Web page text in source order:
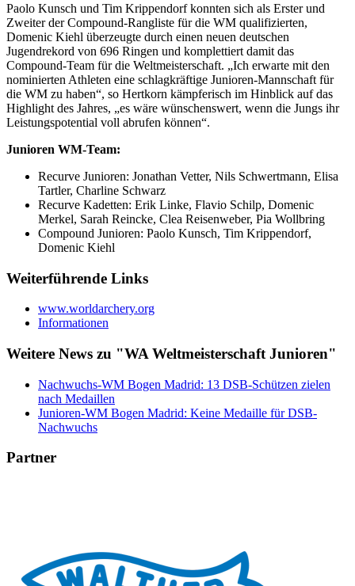
Paolo Kunsch und Tim Krippendorf konnten sich als Erster und
Zweiter der Compound-Rangliste für die WM qualifizierten,
Domenic Kiehl überzeugte durch einen neuen deutschen
Jugendrekord von 696 Ringen und komplettiert damit das
Compound-Team für die Weltmeisterschaft. „Ich erwarte mit den
nominierten Athleten eine schlagkräftige Junioren-Mannschaft für
die WM zu haben“, so Hertkorn kämpferisch im Hinblick auf das
Highlight des Jahres, „es wäre wünschenswert, wenn die Jungs ihr
Leistungspotential voll abrufen können“.
Junioren WM-Team:
Recurve Junioren: Jonathan Vetter, Nils Schwertmann, Elisa
Tartler, Charline Schwarz
Recurve Kadetten: Erik Linke, Flavio Schilp, Domenic
Merkel, Sarah Reincke, Clea Reisenweber, Pia Wollbring
Compound Junioren: Paolo Kunsch, Tim Krippendorf,
Domenic Kiehl
Weiterführende Links
www.worldarchery.org
Informationen
Weitere News zu "WA Weltmeisterschaft Junioren"
Nachwuchs-WM Bogen Madrid: 13 DSB-Schützen zielen
nach Medaillen
Junioren-WM Bogen Madrid: Keine Medaille für DSB-
Nachwuchs
Partner